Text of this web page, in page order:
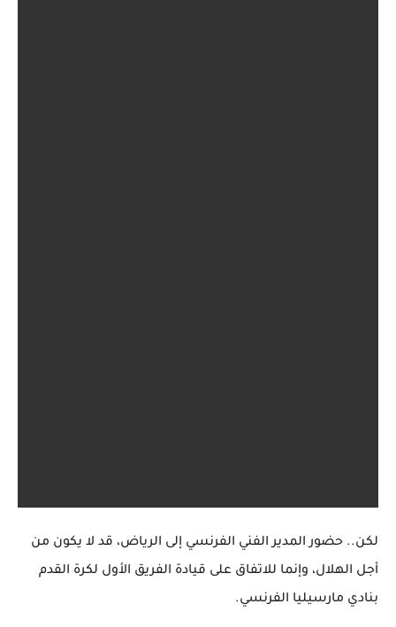
لكن.. حضور المدير الفني الفرنسي إلى الرياض، قد لا يكون من
أجل الهلال، وإنما للاتفاق على قيادة الفريق الأول لكرة القدم
بنادي مارسيليا الفرنسي.